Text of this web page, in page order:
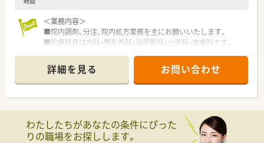
＜業務内容＞
■院内調剤、分注、院内処方業務を主にお願いいたします。
■診療科目は内科・整形外科・泌尿器科・小児科・皮膚科です。
＜研修制度＞
■ご入職後は実務を通じて一連の業務を習得いただきます。
■自然豊かで静かな環境。働きやすい職場です。
詳細を見る お問い合わせ
わたしたちがあなたの条件にぴった
りの職場をお探しします。